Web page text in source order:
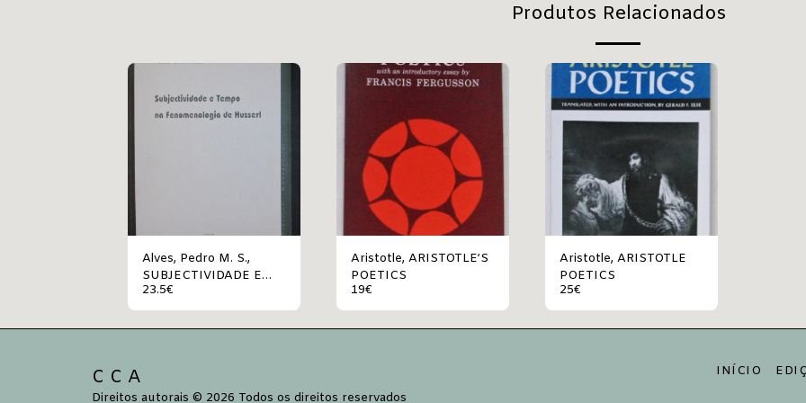
Produtos Relacionados
Alves, Pedro M. S.,
SUBJECTIVIDADE E
TEMPO NA
FENOMENOLOGIA DE
HUSSERL
23.5€
Aristotle, ARISTOTLE’S
POETICS
19€
Aristotle, ARISTOTLE
POETICS
25€
C C A
Direitos autorais © 2026 Todos os direitos reservados
INÍCIO